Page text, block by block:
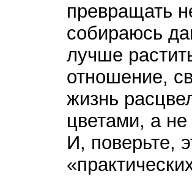
превращать
собираюсь
лучше
отношение,
жизнь
цветами, а
И, поверьте,